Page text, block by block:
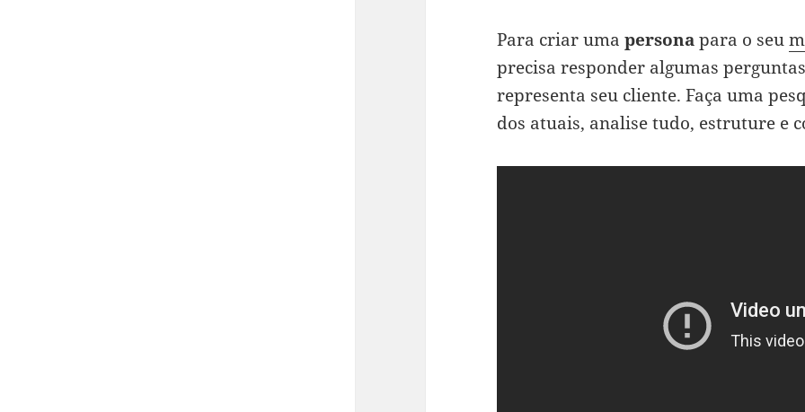
Para criar umapersonapara o seu
precisa responder algumas
representa seu cliente. Faça uma
dos atuais, analise tudo, estruture e